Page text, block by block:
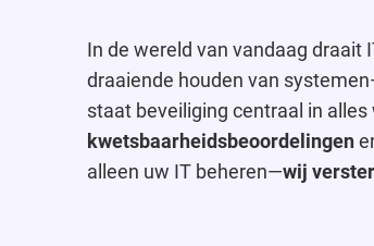
In de wereld van vandaag draait
draaiende houden van
staat beveiliging centraal in
kwetsbaarheidsbeoordelingen
alleen uw IT beheren—wij